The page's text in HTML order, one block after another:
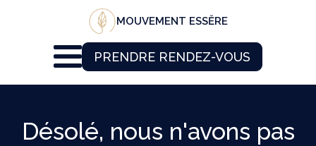
MOUVEMENT ESSĔRE
PRENDRE RENDEZ-VOUS
Désolé, nous n'avons pas